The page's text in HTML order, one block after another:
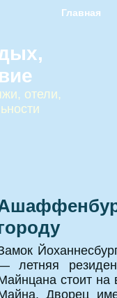
Главная
отели,
летняя
стоит на
Дворец